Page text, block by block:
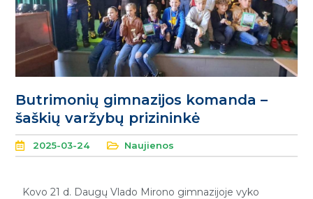
Butrimonių gimnazijos komanda –
šaškių varžybų prizininkė
2025-03-24 Naujienos
Kovo 21 d. Daugų Vlado Mirono gimnazijoje vyko